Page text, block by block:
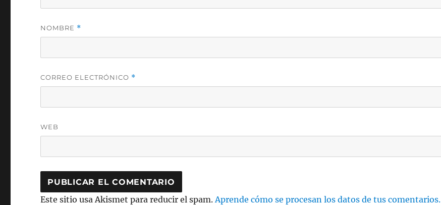
NOMBRE *
CORREO ELECTRÓNICO *
WEB
Este sitio usa Akismet para reducir el spam.Aprende cómo se procesan los datos de tus comentarios.